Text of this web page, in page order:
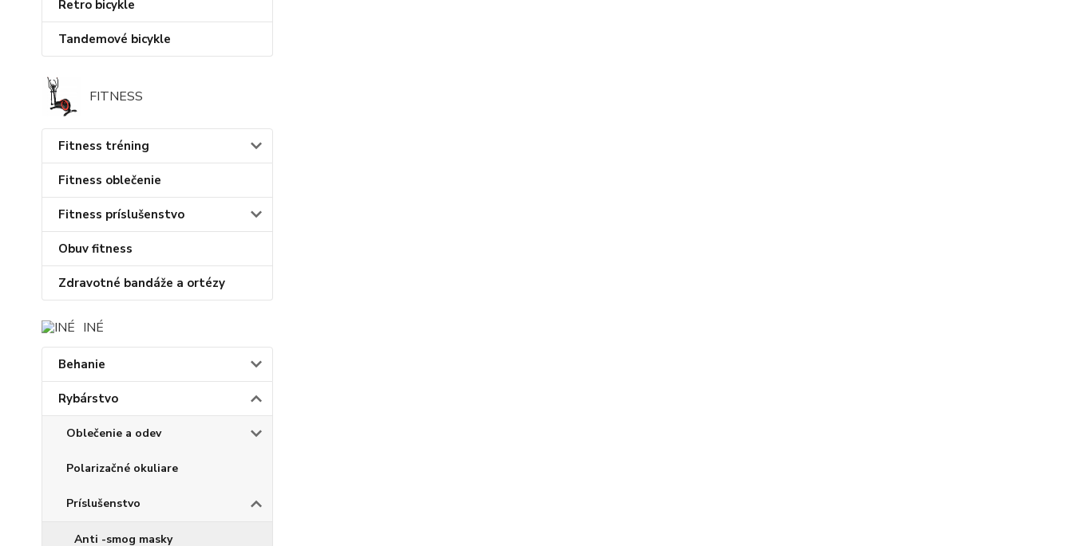
Retro bicykle
Tandemové bicykle
FITNESS
Fitness tréning
Fitness oblečenie
Fitness príslušenstvo
Obuv fitness
Zdravotné bandáže a ortézy
INÉ
Behanie
Rybárstvo
Oblečenie a odev
Polarizačné okuliare
Príslušenstvo
Anti -smog masky